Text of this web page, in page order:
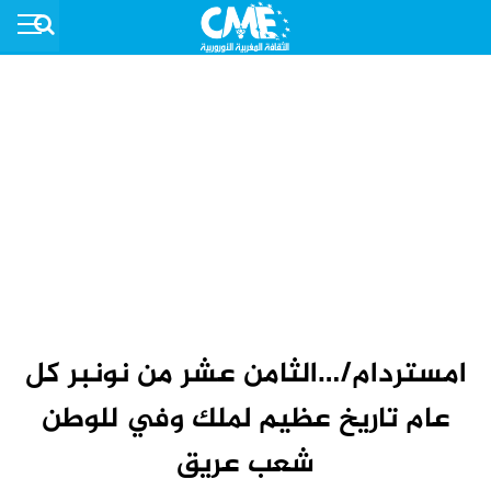
امستردام/…الثامن عشر من نونبر كل
عام تاريخ عظيم لملك وفي للوطن
شعب عريق